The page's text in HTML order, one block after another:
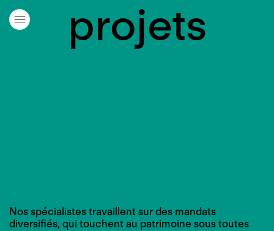
projets
Nos spécialistes travaillent sur des mandats
diversifiés, qui touchent au patrimoine sous toutes